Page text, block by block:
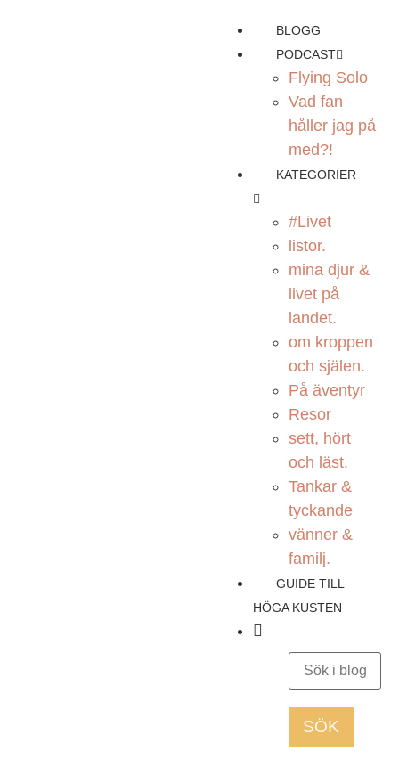
BLOGG
PODCAST
Flying Solo
Vad fan
håller jag på
med?!
KATEGORIER
#Livet
listor.
mina djur &
livet på
landet.
om kroppen
och själen.
På äventyr
Resor
sett, hört
och läst.
Tankar &
tyckande
vänner &
familj.
GUIDE TILL
HÖGA KUSTEN